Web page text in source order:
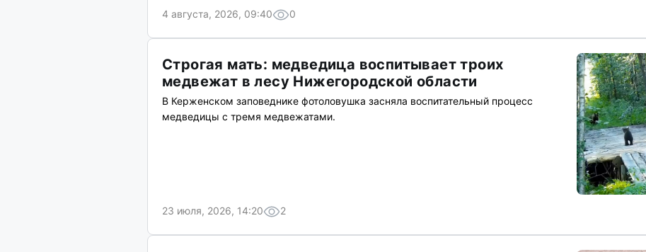
4 августа, 2026, 09:40 0
Строгая мать: медведица воспитывает троих
медвежат в лесу Нижегородской области
В Керженском заповеднике фотоловушка засняла воспитательный процесс
медведицы с тремя медвежатами.
23 июля, 2026, 14:20 2